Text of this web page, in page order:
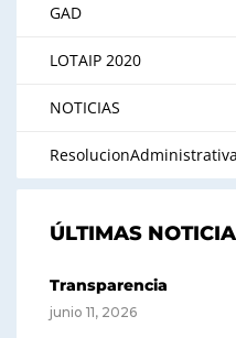
GAD
LOTAIP 2020
NOTICIAS
ÚLTIMAS
Transparencia
junio 11, 2026